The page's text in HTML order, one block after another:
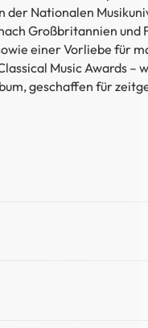
Nationalen
Großbritannien
einer Vorliebe für
Music Awards
geschaffen für